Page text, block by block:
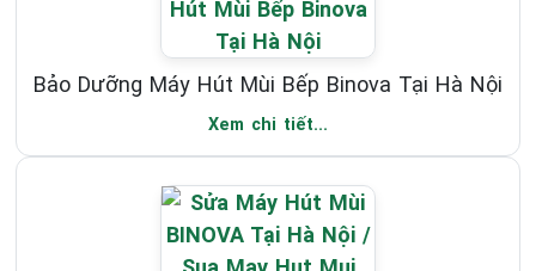
Bảo Dưỡng Máy Hút Mùi Bếp Binova Tại Hà Nội
Xem chi tiết...